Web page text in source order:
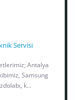
Servisi
Antalya
Samsung
k...